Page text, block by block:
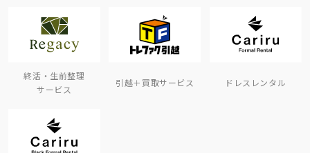
終活・生前整理
サービス
引越＋買取サービス ドレスレンタル